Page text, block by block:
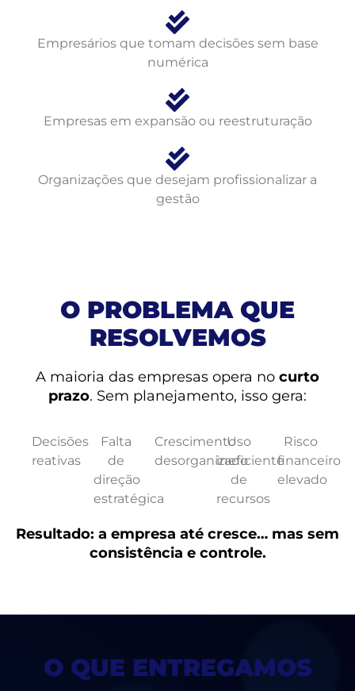
Empresários que tomam decisões sem base
numérica
Empresas em expansão ou reestruturação
Organizações que desejam profissionalizar a
gestão
O PROBLEMA QUE
RESOLVEMOS
A maioria das empresas opera no curto
prazo. Sem planejamento, isso gera:
Decisões
reativas
Falta
de
direção
estratégica
Crescimento
desorganizado
Uso
ineficiente
de
recursos
Risco
financeiro
elevado
Resultado: a empresa até cresce… mas sem
consistência e controle.
O QUE ENTREGAMOS